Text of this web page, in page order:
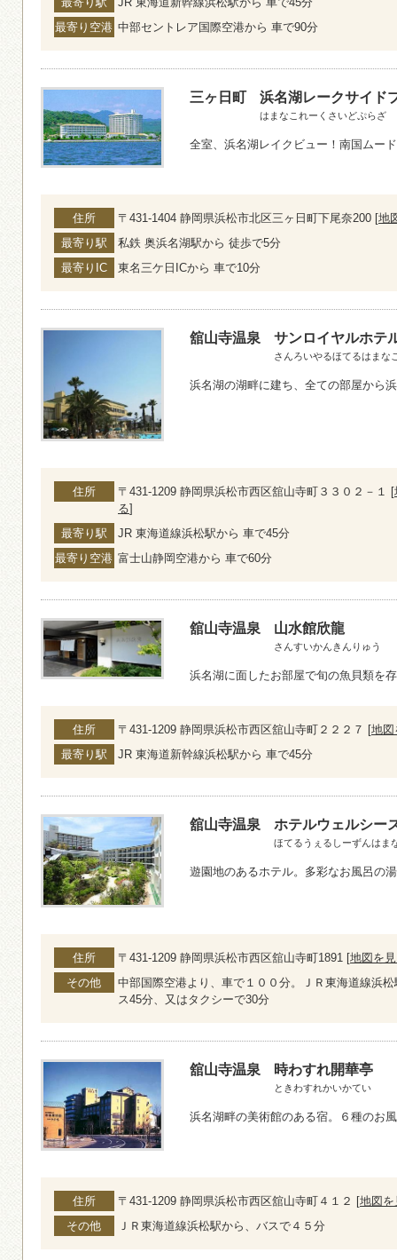
最寄り空港 中部セントレア国際空港から 車で90分
三ヶ日町 浜名湖レークサイド
はまなこれーくさいどぷらざ
全室、浜名湖レイクビュー！南国ムー
住所 〒431-1404 静岡県浜松市北区三ヶ日町下尾奈200 [地
最寄り駅
私鉄 奥浜名湖駅から 徒歩で5分
最寄りIC
東名三ケ日ICから 車で10分
舘山寺温泉 サンロイヤルホテ
さんろいやるほてるはまな
浜名湖の湖畔に建ち、全ての部屋から
住所 〒431-1209 静岡県浜松市西区舘山寺町３３０２－１ [
る]
最寄り駅
JR 東海道線浜松駅から 車で45分
最寄り空港 富士山静岡空港から 車で60分
舘山寺温泉 山水館欣龍
さんすいかんきんりゅう
浜名湖に面したお部屋で旬の魚貝類を
住所 〒431-1209 静岡県浜松市西区舘山寺町２２２７ [地図
最寄り駅
JR 東海道新幹線浜松駅から 車で45分
舘山寺温泉 ホテルウェルシー
ほてるうぇるしーずんはま
遊園地のあるホテル。多彩なお風呂の
住所 〒431-1209 静岡県浜松市西区舘山寺町1891 [地図を
その他
中部国際空港より、車で１００分。ＪＲ東海道線浜
ス45分、又はタクシーで30分
舘山寺温泉 時わすれ開華亭
ときわすれかいかてい
浜名湖畔の美術館のある宿。６種のお
住所 〒431-1209 静岡県浜松市西区舘山寺町４１２ [地図を
その他
ＪＲ東海道線浜松駅から、バスで４５分